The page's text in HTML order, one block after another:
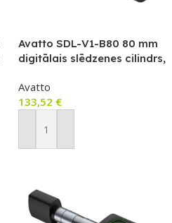
Avatto SDL-V1-B80 80 mm
digitālais slēdzenes cilindrs,
Avatto
133,52 €
Pievienot Grozam